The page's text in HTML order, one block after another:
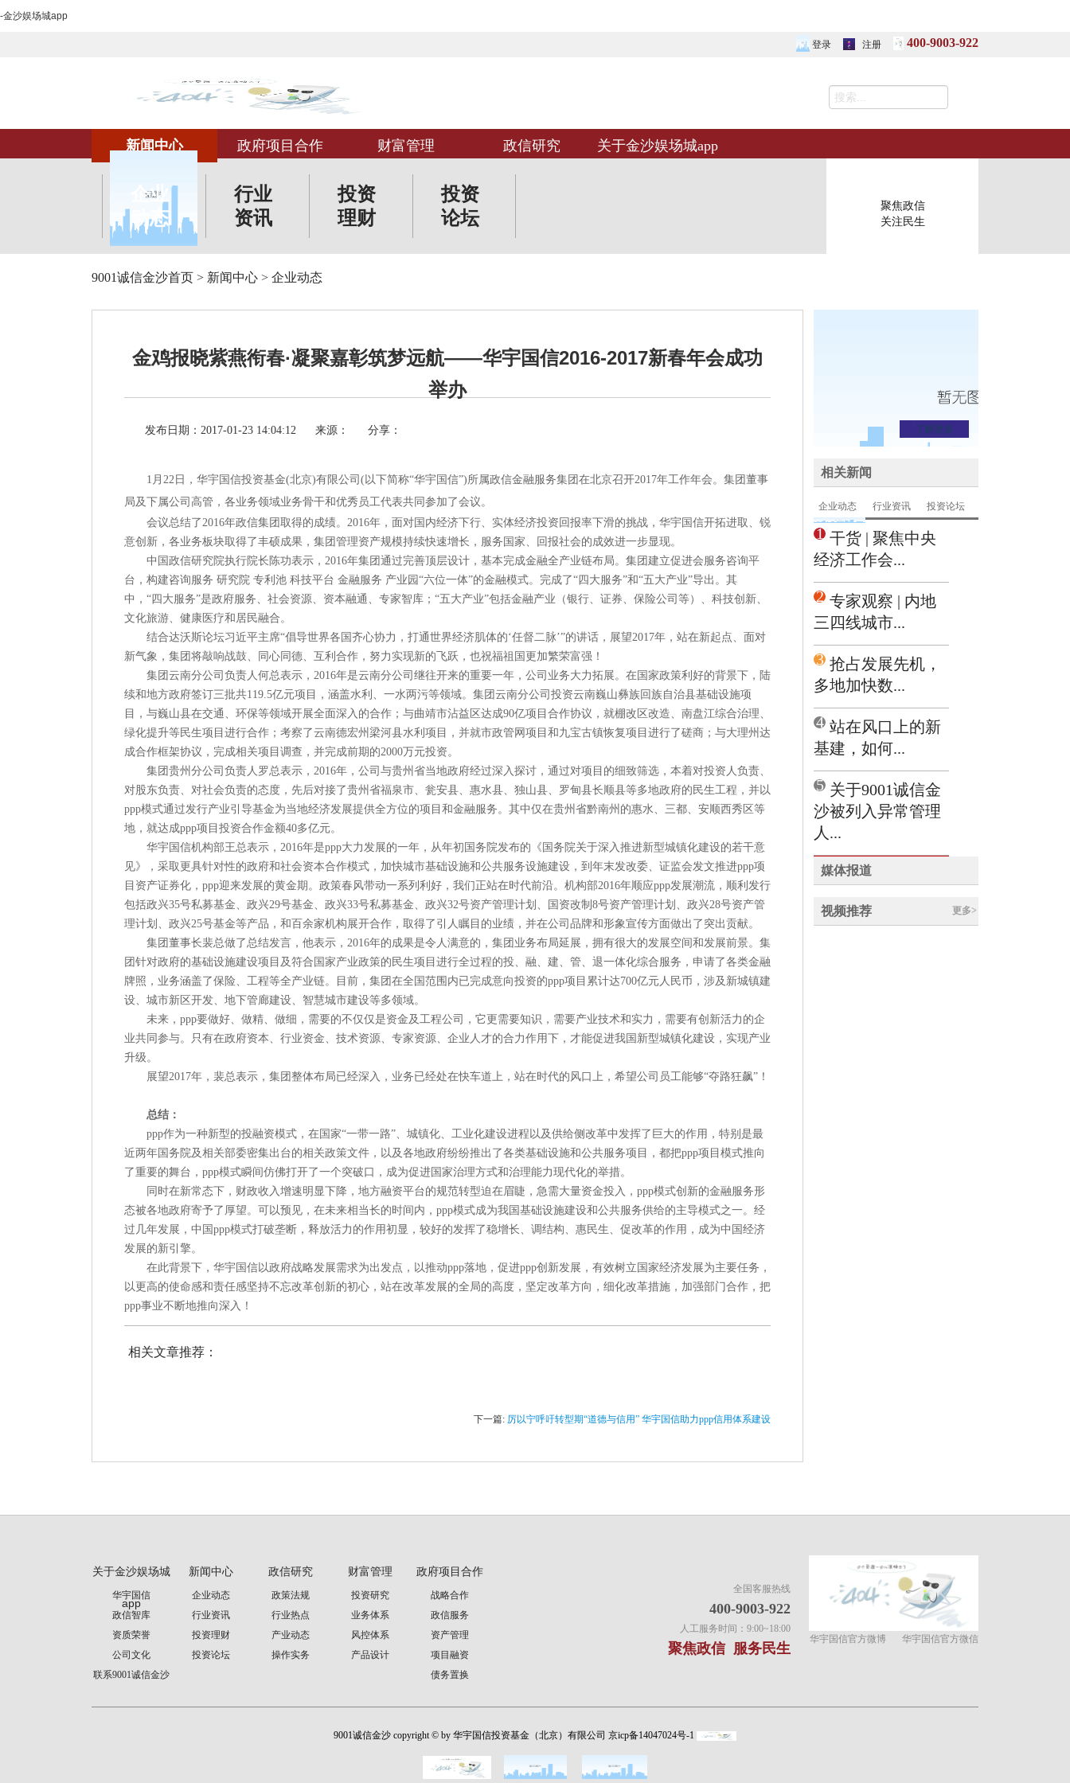
-金沙娱场城app
登录 注册 400-9003-922
新闻中心 政府项目合作 财富管理 政信研究 关于金沙娱场城app
企业
动态
行业
资讯
投资
理财
投资
论坛
聚焦政信
关注民生
9001诚信金沙首页 > 新闻中心 > 企业动态
金鸡报晓紫燕衔春·凝聚嘉彰筑梦远航——华宇国信2016-2017新春年会成功
举办
发布日期：2017-01-23 14:04:12 来源： 分享：
1月22日，华宇国信投资基金(北京)有限公司(以下简称“华宇国信”)所属政信金融服务集团在北京召开2017年工作年会。集团董事
局及下属公司高管，各业务领域业务骨干和优秀员工代表共同参加了会议。
会议总结了2016年政信集团取得的成绩。2016年，面对国内经济下行、实体经济投资回报率下滑的挑战，华宇国信开拓进取、锐
意创新，各业务板块取得了丰硕成果，集团管理资产规模持续快速增长，服务国家、回报社会的成效进一步显现。
中国政信研究院执行院长陈功表示， 2016年集团通过完善顶层设计，基本完成金融全产业链布局。集团建立促进会服务咨询平
台，构建咨询服务 研究院 专利池 科技平台 金融服务 产业园“六位一体”的金融模式。完成了“四大服务”和“五大产业”导出。其
中， “四大服务”是政府服务、社会资源、资本融通、专家智库；“五大产业”包括金融产业（银行、证券、保险公司等）、科技创新、
文化旅游、健康医疗和居民融合。
结合达沃斯论坛习近平主席“倡导世界各国齐心协力，打通世界经济肌体的‘任督二脉’”的讲话，展望2017年，站在新起点、面对
新气象，集团将敲响战鼓、同心同德、互利合作，努力实现新的飞跃，也祝福祖国更加繁荣富强！
集团云南分公司负责人何总表示， 2016年是云南分公司继往开来的重要一年，公司业务大力拓展。在国家政策利好的背景下，陆
续和地方政府签订三批共119.5亿元项目，涵盖水利、一水两污等领域。集团云南分公司投资云南巍山彝族回族自治县基础设施项
目，与巍山县在交通、环保等领域开展全面深入的合作；与曲靖市沾益区达成90亿项目合作协议，就棚改区改造、南盘江综合治理、
绿化提升等民生项目进行合作；考察了云南德宏州梁河县水利项目，并就市政管网项目和九宝古镇恢复项目进行了磋商；与大理州达
成合作框架协议，完成相关项目调查，并完成前期的2000万元投资。
集团贵州分公司负责人罗总表示， 2016年，公司与贵州省当地政府经过深入探讨，通过对项目的细致筛选，本着对投资人负责、
对股东负责、对社会负责的态度，先后对接了贵州省福泉市、瓮安县、惠水县、独山县、罗甸县长顺县等多地政府的民生工程，并以
ppp模式通过发行产业引导基金为当地经济发展提供全方位的项目和金融服务。其中仅在贵州省黔南州的惠水、三都、安顺西秀区等
地，就达成ppp项目投资合作金额40多亿元。
华宇国信机构部王总表示， 2016年是ppp大力发展的一年，从年初国务院发布的《国务院关于深入推进新型城镇化建设的若干意
见》，采取更具针对性的政府和社会资本合作模式，加快城市基础设施和公共服务设施建设，到年末发改委、证监会发文推进ppp项
目资产证券化，ppp迎来发展的黄金期。政策春风带动一系列利好，我们正站在时代前沿。机构部2016年顺应ppp发展潮流，顺利发行
包括政兴35号私募基金、政兴29号基金、政兴33号私募基金、政兴32号资产管理计划、国资改制8号资产管理计划、政兴28号资产管
理计划、政兴25号基金等产品，和百余家机构展开合作，取得了引人瞩目的业绩，并在公司品牌和形象宣传方面做出了突出贡献。
集团董事长裴总做了总结发言，他表示， 2016年的成果是令人满意的，集团业务布局延展，拥有很大的发展空间和发展前景。集
团针对政府的基础设施建设项目及符合国家产业政策的民生项目进行全过程的投、融、建、管、退一体化综合服务，申请了各类金融
牌照，业务涵盖了保险、工程等全产业链。目前，集团在全国范围内已完成意向投资的ppp项目累计达700亿元人民币，涉及新城镇建
设、城市新区开发、地下管廊建设、智慧城市建设等多领域。
未来， ppp要做好、做精、做细，需要的不仅仅是资金及工程公司，它更需要知识，需要产业技术和实力，需要有创新活力的企
业共同参与。只有在政府资本、行业资金、技术资源、专家资源、企业人才的合力作用下，才能促进我国新型城镇化建设，实现产业
升级。
展望2017年，裴总表示，集团整体布局已经深入，业务已经处在快车道上，站在时代的风口上，希望公司员工能够“夺路狂飙”！
总结：
ppp作为一种新型的投融资模式，在国家“一带一路”、城镇化、工业化建设进程以及供给侧改革中发挥了巨大的作用，特别是最
近两年国务院及相关部委密集出台的相关政策文件，以及各地政府纷纷推出了各类基础设施和公共服务项目，都把ppp项目模式推向
了重要的舞台，ppp模式瞬间仿佛打开了一个突破口，成为促进国家治理方式和治理能力现代化的举措。
同时在新常态下，财政收入增速明显下降，地方融资平台的规范转型迫在眉睫，急需大量资金投入， ppp模式创新的金融服务形
态被各地政府寄予了厚望。可以预见，在未来相当长的时间内，ppp模式成为我国基础设施建设和公共服务供给的主导模式之一。经
过几年发展，中国ppp模式打破垄断，释放活力的作用初显，较好的发挥了稳增长、调结构、惠民生、促改革的作用，成为中国经济
发展的新引擎。
在此背景下，华宇国信以政府战略发展需求为出发点，以推动ppp落地，促进ppp创新发展，有效树立国家经济发展为主要任务，
以更高的使命感和责任感坚持不忘改革创新的初心，站在改革发展的全局的高度，坚定改革方向，细化改革措施，加强部门合作，把
ppp事业不断地推向深入！
相关文章推荐：
下一篇: 厉以宁呼吁转型期“道德与信用” 华宇国信助力ppp信用体系建设
了解更多
相关新闻
企业动态 行业资讯 投资论坛
1 干货 | 聚焦中央
经济工作会...
2 专家观察 | 内地
三四线城市...
3 抢占发展先机，
多地加快数...
4 站在风口上的新
基建，如何...
5 关于9001诚信金
沙被列入异常管理
人...
媒体报道
视频推荐 更多>
关于金沙娱场城
app
华宇国信
政信智库
资质荣誉
公司文化
联系9001诚信金沙
新闻中心
企业动态
行业资讯
投资理财
投资论坛
政信研究
政策法规
行业热点
产业动态
操作实务
财富管理
投资研究
业务体系
风控体系
产品设计
政府项目合作
战略合作
政信服务
资产管理
项目融资
债务置换
华宇国信官方微信
华宇国信官方微博
全国客服热线
400-9003-922
人工服务时间：9:00~18:00
聚焦政信 服务民生
9001诚信金沙 copyright © by 华宇国信投资基金（北京）有限公司 京icp备14047024号-1